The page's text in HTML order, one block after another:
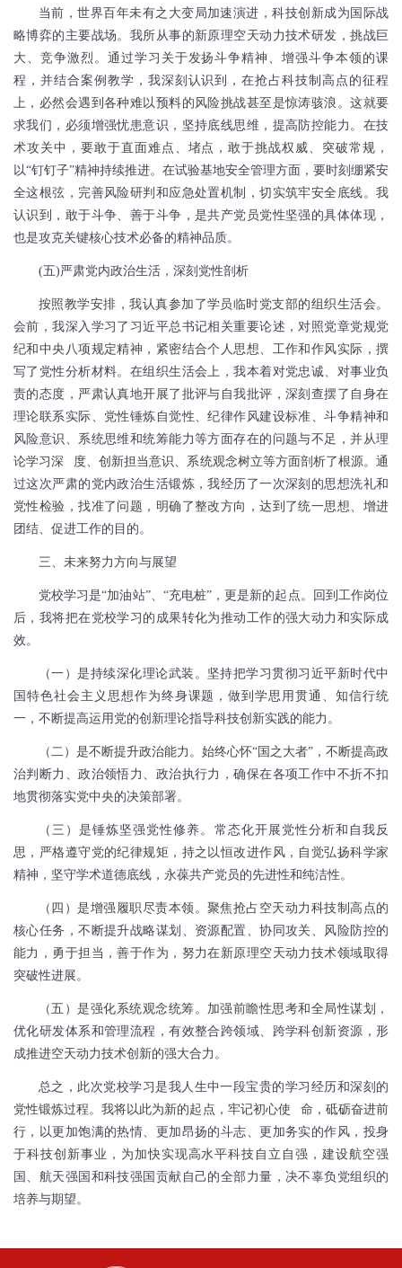
当前，世界百年未有之大变局加速演进，科技创新成为国际战
略博弈的主要战场。我所从事的新原理空天动力技术研发，挑战巨
大、竞争激烈。通过学习关于发扬斗争精神、增强斗争本领的课
程，并结合案例教学，我深刻认识到，在抢占科技制高点的征程
上，必然会遇到各种难以预料的风险挑战甚至是惊涛骇浪。这就要
求我们，必须增强忧患意识，坚持底线思维，提高防控能力。在技
术攻关中，要敢于直面难点、堵点，敢于挑战权威、突破常规，
以“钉钉子”精神持续推进。在试验基地安全管理方面，要时刻绷紧安
全这根弦，完善风险研判和应急处置机制，切实筑牢安全底线。我
认识到，敢于斗争、善于斗争，是共产党员党性坚强的具体体现，
也是攻克关键核心技术必备的精神品质。
(五)严肃党内政治生活，深刻党性剖析
按照教学安排，我认真参加了学员临时党支部的组织生活会。
会前，我深入学习了习近平总书记相关重要论述，对照党章党规党
纪和中央八项规定精神，紧密结合个人思想、工作和作风实际，撰
写了党性分析材料。在组织生活会上，我本着对党忠诚、对事业负
责的态度，严肃认真地开展了批评与自我批评，深刻查摆了自身在
理论联系实际、党性锤炼自觉性、纪律作风建设标准、斗争精神和
风险意识、系统思维和统筹能力等方面存在的问题与不足，并从理
论学习深
度、创新担当意识、系统观念树立等方面剖析了根源。通
过这次严肃的党内政治生活锻炼，我经历了一次深刻的思想洗礼和
党性检验，找准了问题，明确了整改方向，达到了统一思想、增进
团结、促进工作的目的。
三、未来努力方向与展望
党校学习是“加油站”、“充电桩”，更是新的起点。回到工作岗位
后，我将把在党校学习的成果转化为推动工作的强大动力和实际成
效。
（一）是持续深化理论武装。坚持把学习贯彻习近平新时代中
国特色社会主义思想作为终身课题，做到学思用贯通、知信行统
一，不断提高运用党的创新理论指导科技创新实践的能力。
（二）是不断提升政治能力。始终心怀“国之大者”，不断提高政
治判断力、政治领悟力、政治执行力，确保在各项工作中不折不扣
地贯彻落实党中央的决策部署。
（三）是锤炼坚强党性修养。常态化开展党性分析和自我反
思，严格遵守党的纪律规矩，持之以恒改进作风，自觉弘扬科学家
精神，坚守学术道德底线，永葆共产党员的先进性和纯洁性。
（四）是增强履职尽责本领。聚焦抢占空天动力科技制高点的
核心任务，不断提升战略谋划、资源配置、协同攻关、风险防控的
能力，勇于担当，善于作为，努力在新原理空天动力技术领域取得
突破性进展。
（五）是强化系统观念统筹。加强前瞻性思考和全局性谋划，
优化研发体系和管理流程，有效整合跨领域、跨学科创新资源，形
成推进空天动力技术创新的强大合力。
总之，此次党校学习是我人生中一段宝贵的学习经历和深刻的
党性锻炼过程。我将以此为新的起点，牢记初心使
命，砥砺奋进前
行，以更加饱满的热情、更加昂扬的斗志、更加务实的作风，投身
于科技创新事业，为加快实现高水平科技自立自强，建设航空强
国、航天强国和科技强国贡献自己的全部力量，决不辜负党组织的
培养与期望。